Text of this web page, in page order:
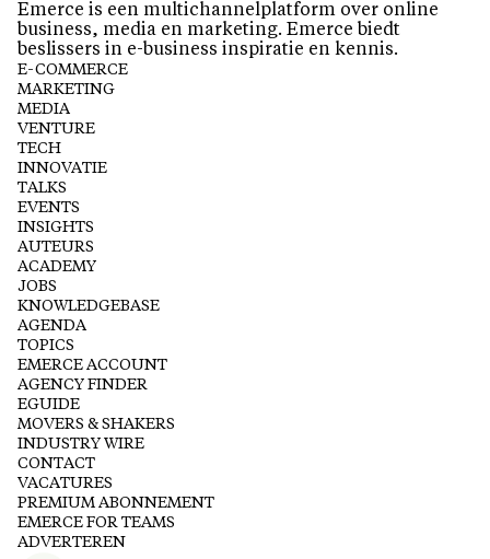
Emerce is een multichannelplatform over online
business, media en marketing. Emerce biedt
beslissers in e-business inspiratie en kennis.
E-COMMERCE
MARKETING
MEDIA
VENTURE
TECH
INNOVATIE
TALKS
EVENTS
INSIGHTS
AUTEURS
ACADEMY
JOBS
KNOWLEDGEBASE
AGENDA
TOPICS
EMERCE ACCOUNT
AGENCY FINDER
EGUIDE
MOVERS & SHAKERS
INDUSTRY WIRE
CONTACT
VACATURES
PREMIUM ABONNEMENT
EMERCE FOR TEAMS
ADVERTEREN